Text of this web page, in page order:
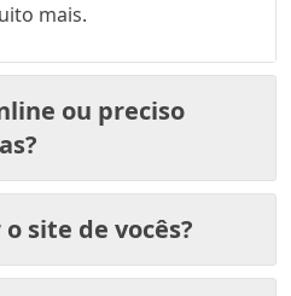
mais.
ou preciso
site de vocês?